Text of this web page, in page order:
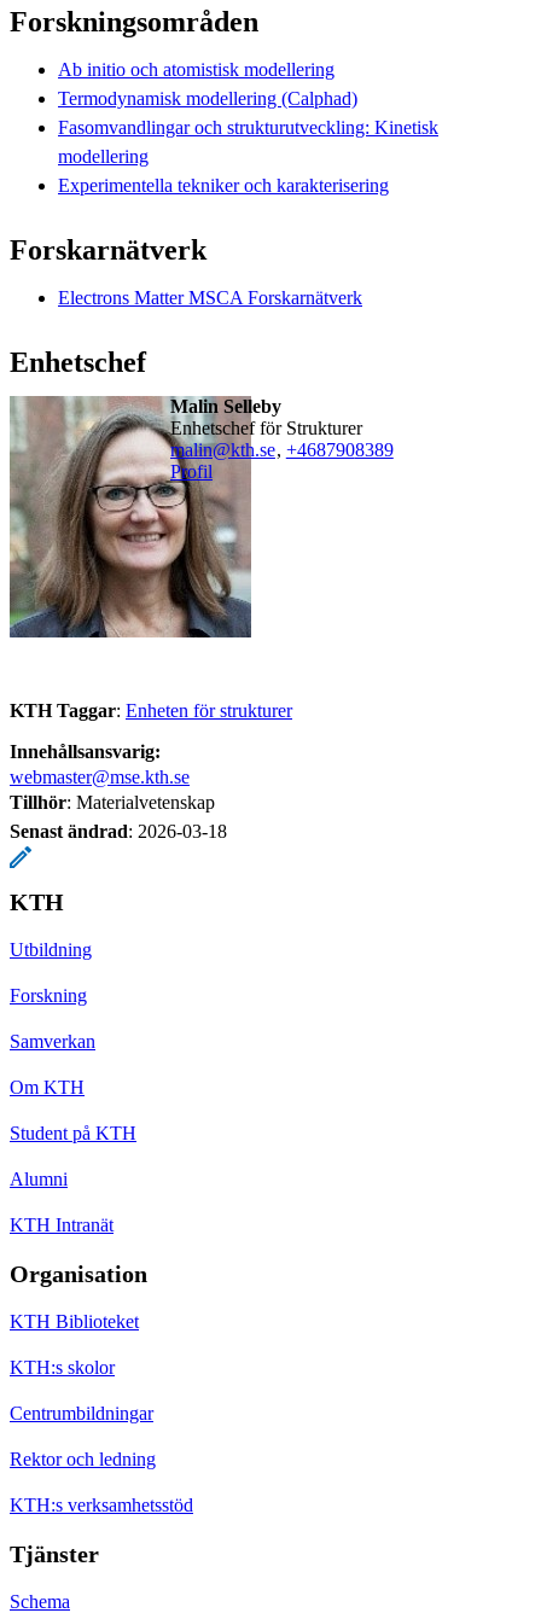
Forskningsområden
Ab initio och atomistisk modellering
Termodynamisk modellering (Calphad)
Fasomvandlingar och strukturutveckling: Kinetisk
modellering
Experimentella tekniker och karakterisering
Forskarnätverk
Electrons Matter MSCA Forskarnätverk
Enhetschef
Malin Selleby
Enhetschef för Strukturer
malin@kth.se, +4687908389
Profil
KTH Taggar: Enheten för strukturer
Innehållsansvarig:
webmaster@mse.kth.se
Tillhör: Materialvetenskap
Senast ändrad: 2026-03-18
KTH
Utbildning
Forskning
Samverkan
Om KTH
Student på KTH
Alumni
KTH Intranät
Organisation
KTH Biblioteket
KTH:s skolor
Centrumbildningar
Rektor och ledning
KTH:s verksamhetsstöd
Tjänster
Schema